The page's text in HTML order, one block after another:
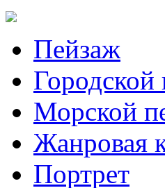
Пейзаж
Городской
Морской
Жанровая
Портрет